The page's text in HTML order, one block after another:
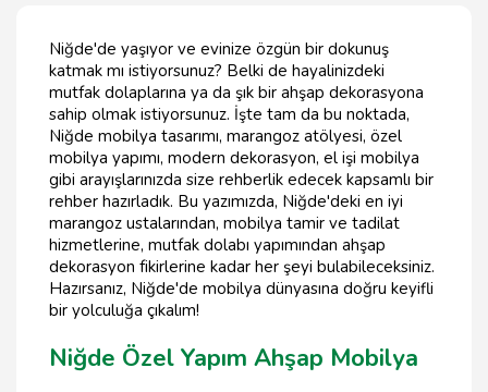
Niğde'de yaşıyor ve evinize özgün bir dokunuş
katmak mı istiyorsunuz? Belki de hayalinizdeki
mutfak dolaplarına ya da şık bir ahşap dekorasyona
sahip olmak istiyorsunuz. İşte tam da bu noktada,
Niğde mobilya tasarımı, marangoz atölyesi, özel
mobilya yapımı, modern dekorasyon, el işi mobilya
gibi arayışlarınızda size rehberlik edecek kapsamlı bir
rehber hazırladık. Bu yazımızda, Niğde'deki en iyi
marangoz ustalarından, mobilya tamir ve tadilat
hizmetlerine, mutfak dolabı yapımından ahşap
dekorasyon fikirlerine kadar her şeyi bulabileceksiniz.
Hazırsanız, Niğde'de mobilya dünyasına doğru keyifli
bir yolculuğa çıkalım!
Niğde Özel Yapım Ahşap Mobilya